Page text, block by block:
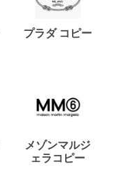
プラダ コピー
メゾンマルジ
ェラコピー